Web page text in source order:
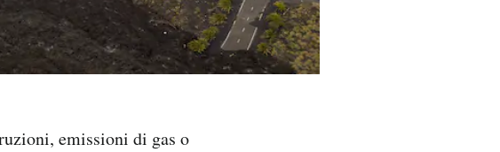
emissioni di gas o